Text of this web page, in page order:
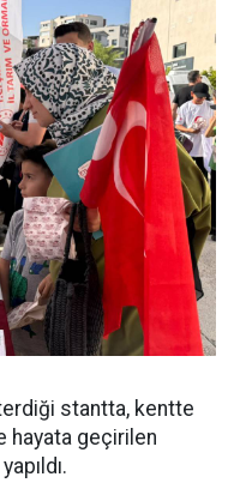
stantta, kentte
hayata geçirilen